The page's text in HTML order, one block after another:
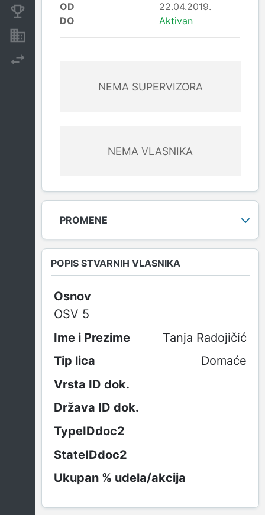
Konkurentske kompanije
Nekretnine i imovina
OD
22.04.2019.
DO
Aktivan
NEMA SUPERVIZORA
NEMA VLASNIKA
PROMENE
POPIS STVARNIH VLASNIKA
Osnov
OSV 5
Tanja Radojičić
Domaće